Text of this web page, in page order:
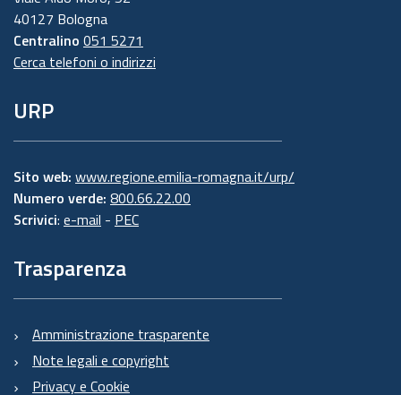
40127 Bologna
Centralino 051 5271
Cerca telefoni o indirizzi
URP
Sito web: www.regione.emilia-romagna.it/urp/
Numero verde: 800.66.22.00
Scrivici: e-mail - PEC
Trasparenza
Amministrazione trasparente
Note legali e copyright
Privacy e Cookie